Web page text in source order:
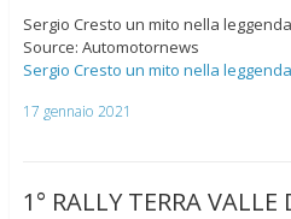
Sergio Cresto un mito nella leggenda
Source: Automotornews
Sergio Cresto un mito nella leggenda
17 gennaio 2021
1° RALLY TERRA VALLE